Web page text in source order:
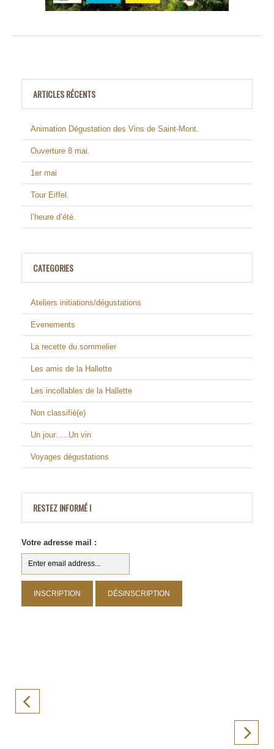
ARTICLES RÉCENTS
Animation Dégustation des Vins de Saint-Mont.
Ouverture 8 mai.
1er mai
Tour Eiffel.
l’heure d’été.
CATEGORIES
Ateliers initiations/dégustations
Evenements
La recette du sommelier
Les amis de la Hallette
Les incollables de la Hallette
Non classifié(e)
Un jour…..Un vin
Voyages dégustations
RESTEZ INFORMÉ !
Votre adresse mail :